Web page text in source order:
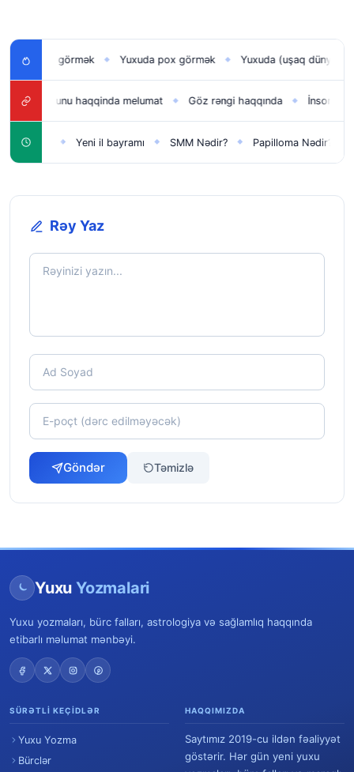
uşağı görmək ◆ Yuxuda pox görmək ◆ Yuxuda (uşaq dünyaya
Zefer gunu haqqinda melumat ◆ Göz rəngi haqqında ◆ İnsomnia
üçün Yeni il bayramı ◆ SMM Nədir? ◆ Papilloma Nədir? ◆
Rəy Yaz
Göndər Təmizlə
Yuxu Yozmalari
Yuxu yozmaları, bürc falları, astrologiya və sağlamlıq haqqında
etibarlı məlumat mənbəyi.
SÜRƏTLI KEÇIDLƏR
Yuxu Yozma
Bürclər
HAQQIMIZDA
Saytımız 2019-cu ildən fəaliyyət
göstərir. Hər gün yeni yuxu